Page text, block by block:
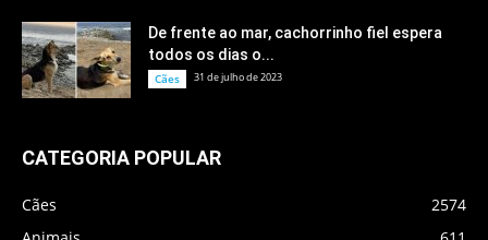
De frente ao mar, cachorrinho fiel espera
todos os dias o...
Cães 31 de julho de 2023
CATEGORIA POPULAR
Cães
2574